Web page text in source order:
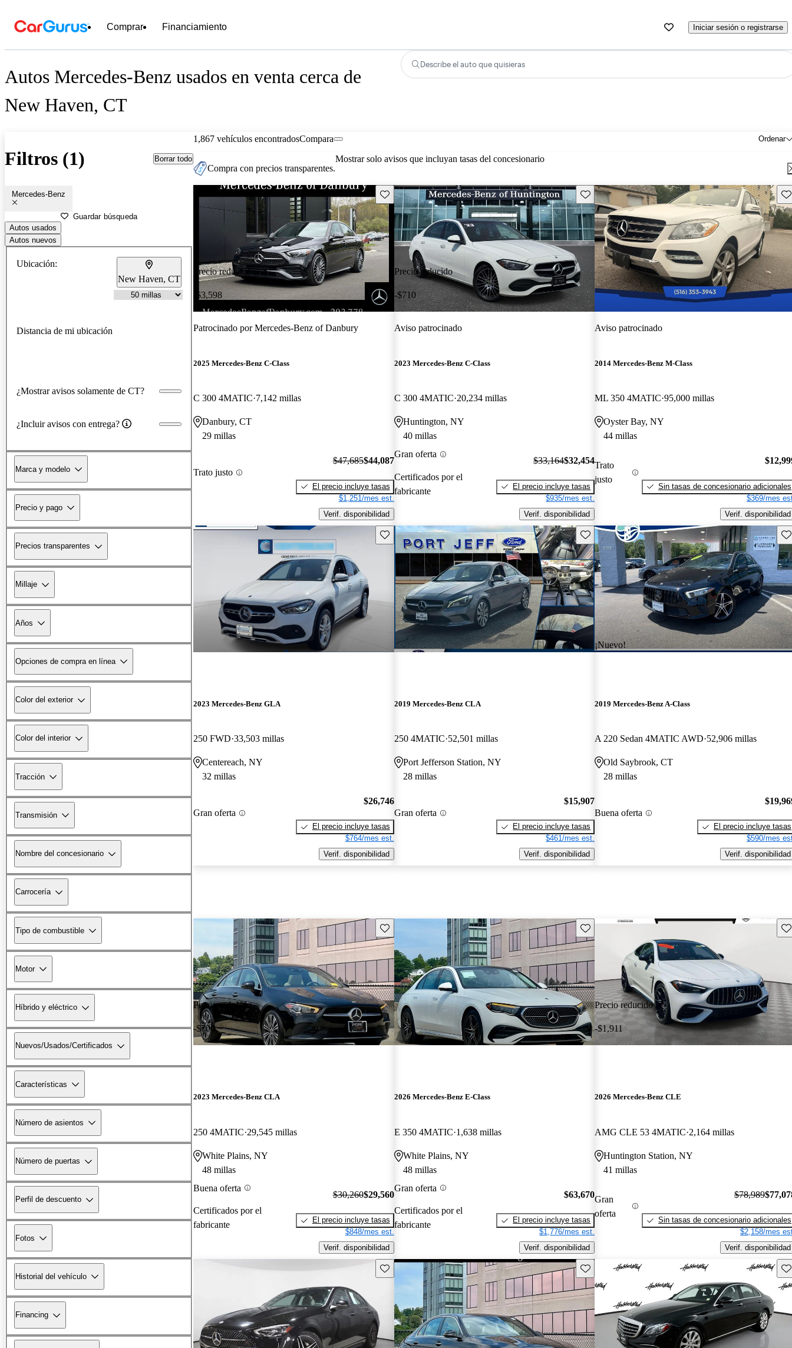
Comprar Financiamiento Iniciar sesión o registrarse
Autos Mercedes-Benz usados en venta cerca de
New Haven, CT
Describe el auto que quisieras
Filtros (1) Borrar todo
Mercedes-Benz
Guardar búsqueda
Autos usados
Autos nuevos
Ubicación:
New Haven, CT
Distancia de mi ubicación
¿Mostrar avisos solamente de CT?
¿Incluir avisos con entrega?
Marca y modelo
Precio y pago
Precios transparentes
Millaje
Años
Opciones de compra en línea
Color del exterior
Color del interior
Tracción
Transmisión
Nombre del concesionario
Carrocería
Tipo de combustible
Motor
Híbrido y eléctrico
Nuevos/Usados/Certificados
Características
Número de asientos
Número de puertas
Perfil de descuento
Fotos
Historial del vehículo
Financing
1,867 vehículos encontrados Ordenar
Compara
Compra con precios transparentes.
Mostrar solo avisos que incluyan tasas del concesionario
Precio reducido
-$3,598
Guarda este Aviso
Patrocinado porMercedes-Benz of Danbury
2025 Mercedes-Benz C-Class
C 300 4MATIC 7,142 millas
Danbury, CT
29 millas
Trato justo
$47,685$44,087
El precio incluye tasas
$1,251/mes est.
Verif. disponibilidad
Precio reducido
-$710
Guarda este Aviso
Aviso patrocinado
2023 Mercedes-Benz C-Class
C 300 4MATIC 20,234 millas
Huntington, NY
40 millas
Gran oferta
Certificados por el
fabricante
$33,164$32,454
El precio incluye tasas
$935/mes est.
Verif. disponibilidad
Aviso patrocinado
2014 Mercedes-Benz M-Class
ML 350 4MATIC 95,000 millas
Oyster Bay, NY
44 millas
Trato
justo
Sin tasas de concesionario adicionales
$369/mes
Verif. disponibilidad
Guarda este Aviso
2023 Mercedes-Benz GLA
250 FWD 33,503 millas
Centereach, NY
32 millas
Gran oferta
$26,746
El precio incluye tasas
$764/mes est.
Verif. disponibilidad
Guarda este Aviso
2019 Mercedes-Benz CLA
250 4MATIC 52,501 millas
Port Jefferson Station, NY
28 millas
Gran oferta
$15,907
El precio incluye tasas
$461/mes est.
Verif. disponibilidad
¡Nuevo!
2019 Mercedes-Benz A-Class
A 220 Sedan 4MATIC AWD 52,906 millas
Old Saybrook, CT
28 millas
Buena oferta
El precio incluye tasas
$590/mes
Verif. disponibilidad
Precio reducido
-$700
Guarda este Aviso
2023 Mercedes-Benz CLA
250 4MATIC 29,545 millas
White Plains, NY
48 millas
Buena oferta
Certificados por el
fabricante
$30,260$29,560
El precio incluye tasas
$848/mes est.
Verif. disponibilidad
Guarda este Aviso
2026 Mercedes-Benz E-Class
E 350 4MATIC 1,638 millas
White Plains, NY
48 millas
Gran oferta
Certificados por el
fabricante
$63,670
El precio incluye tasas
$1,776/mes est.
Verif. disponibilidad
Precio reducido
-$1,911
2026 Mercedes-Benz CLE
AMG CLE 53 4MATIC 2,164 millas
Huntington Station, NY
41 millas
Gran
oferta
$78,989
Sin tasas de concesionario adicionales
$2,158/mes
Verif. disponibilidad
Guarda este Aviso Guarda este Aviso